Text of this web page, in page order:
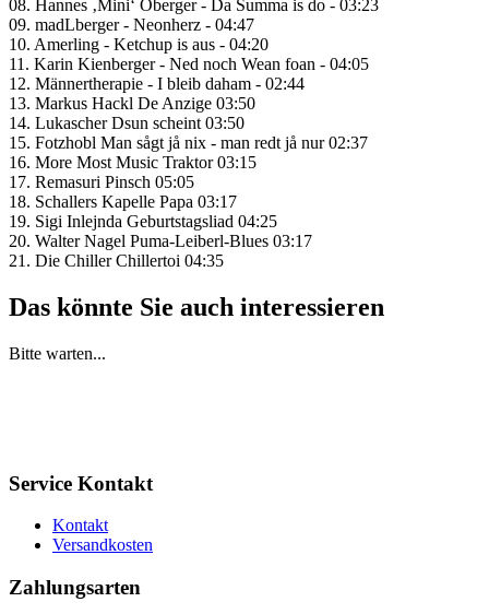
08. Hannes ‚Mini‘ Oberger - Da Summa is do - 03:23
09. madLberger - Neonherz - 04:47
10. Amerling - Ketchup is aus - 04:20
11. Karin Kienberger - Ned noch Wean foan - 04:05
12. Männertherapie - I bleib daham - 02:44
13. Markus Hackl De Anzige 03:50
14. Lukascher Dsun scheint 03:50
15. Fotzhobl Man sågt jå nix - man redt jå nur 02:37
16. More Most Music Traktor 03:15
17. Remasuri Pinsch 05:05
18. Schallers Kapelle Papa 03:17
19. Sigi Inlejnda Geburtstagsliad 04:25
20. Walter Nagel Puma-Leiberl-Blues 03:17
21. Die Chiller Chillertoi 04:35
Das könnte Sie auch interessieren
Bitte warten...
Service Kontakt
Kontakt
Versandkosten
Zahlungsarten